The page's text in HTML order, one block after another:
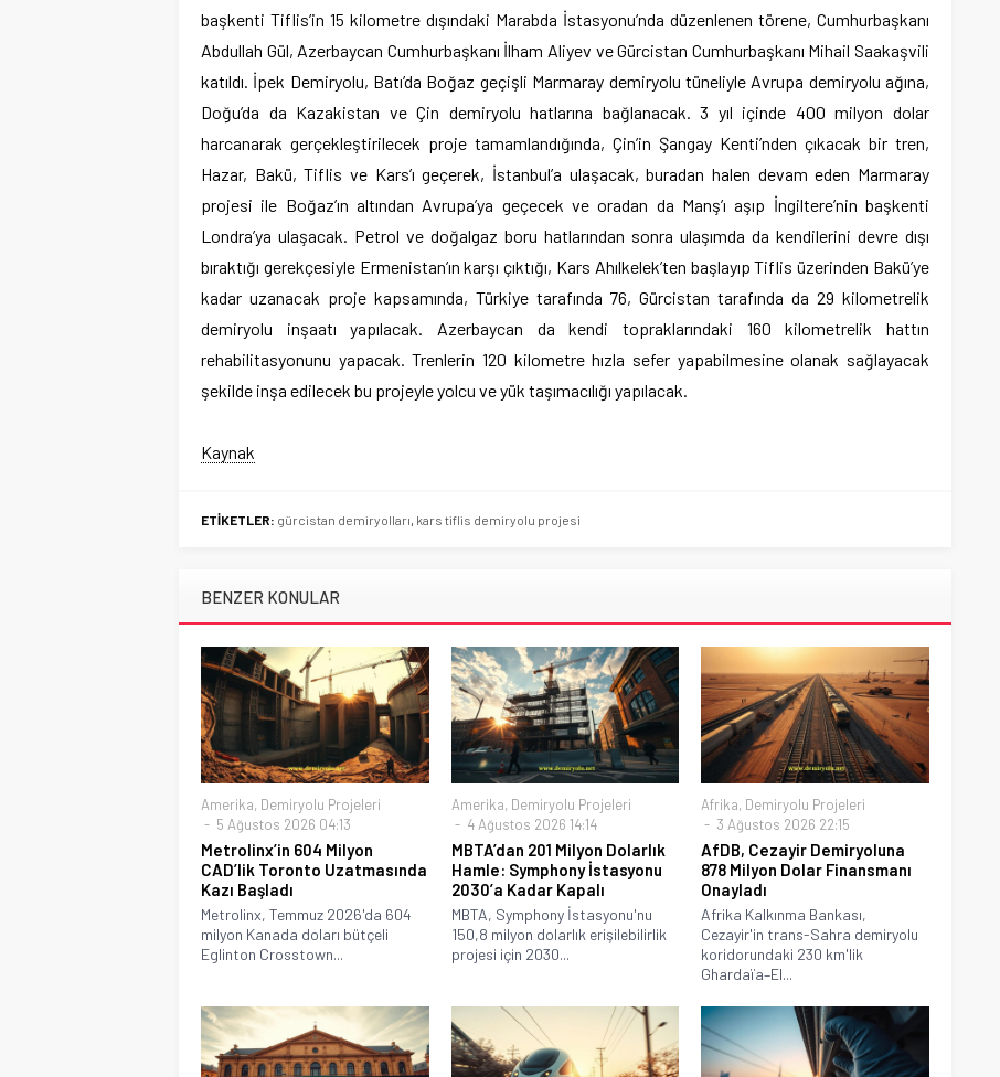
başkenti Tiflis’in 15 kilometre dışındaki Marabda İstasyonu’nda düzenlenen törene, Cumhurbaşkanı
Abdullah Gül, Azerbaycan Cumhurbaşkanı İlham Aliyev ve Gürcistan Cumhurbaşkanı Mihail Saakaşvili
katıldı. İpek Demiryolu, Batı’da Boğaz geçişli Marmaray demiryolu tüneliyle Avrupa demiryolu ağına,
Doğu’da da Kazakistan ve Çin demiryolu hatlarına bağlanacak. 3 yıl içinde 400 milyon dolar
harcanarak gerçekleştirilecek proje tamamlandığında, Çin’in Şangay Kenti’nden çıkacak bir tren,
Hazar, Bakü, Tiflis ve Kars’ı geçerek, İstanbul’a ulaşacak, buradan halen devam eden Marmaray
projesi ile Boğaz’ın altından Avrupa’ya geçecek ve oradan da Manş’ı aşıp İngiltere’nin başkenti
Londra’ya ulaşacak. Petrol ve doğalgaz boru hatlarından sonra ulaşımda da kendilerini devre dışı
bıraktığı gerekçesiyle Ermenistan’ın karşı çıktığı, Kars Ahılkelek’ten başlayıp Tiflis üzerinden Bakü’ye
kadar uzanacak proje kapsamında, Türkiye tarafında 76, Gürcistan tarafında da 29 kilometrelik
demiryolu inşaatı yapılacak. Azerbaycan da kendi topraklarındaki 160 kilometrelik hattın
rehabilitasyonunu yapacak. Trenlerin 120 kilometre hızla sefer yapabilmesine olanak sağlayacak
şekilde inşa edilecek bu projeyle yolcu ve yük taşımacılığı yapılacak.
Kaynak
ETİKETLER: gürcistan demiryolları, kars tiflis demiryolu projesi
BENZER KONULAR
Amerika, Demiryolu Projeleri
5 Ağustos 2026 04:13
Metrolinx’in 604 Milyon
CAD’lik Toronto Uzatmasında
Kazı Başladı
Metrolinx, Temmuz 2026'da 604
milyon Kanada doları bütçeli
Eglinton Crosstown...
Amerika, Demiryolu Projeleri
4 Ağustos 2026 14:14
MBTA’dan 201 Milyon Dolarlık
Hamle: Symphony İstasyonu
2030’a Kadar Kapalı
MBTA, Symphony İstasyonu'nu
150,8 milyon dolarlık erişilebilirlik
projesi için 2030...
Afrika, Demiryolu Projeleri
3 Ağustos 2026 22:15
AfDB, Cezayir Demiryoluna
878 Milyon Dolar Finansmanı
Onayladı
Afrika Kalkınma Bankası,
Cezayir'in trans-Sahra demiryolu
koridorundaki 230 km'lik
Ghardaïa–El...